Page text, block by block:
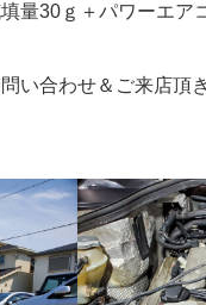
30ｇ＋パワーエア
い合わせ＆ご来店